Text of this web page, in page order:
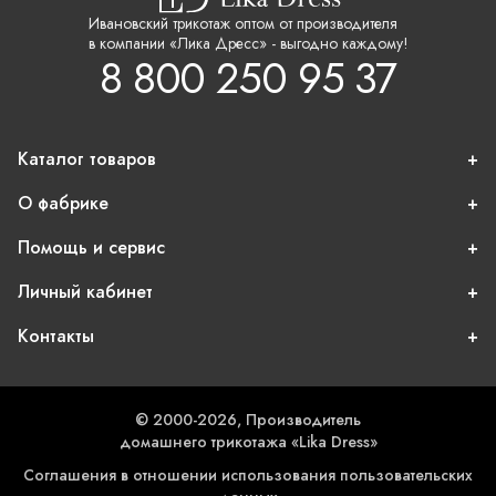
Ивановский трикотаж оптом от производителя
в компании «Лика Дресс» - выгодно каждому!
8 800 250 95 37
Каталог товаров
О фабрике
Помощь и сервис
Личный кабинет
Контакты
© 2000-2026, Производитель
домашнего трикотажа «Lika Dress»
Соглашения в отношении использования пользовательских